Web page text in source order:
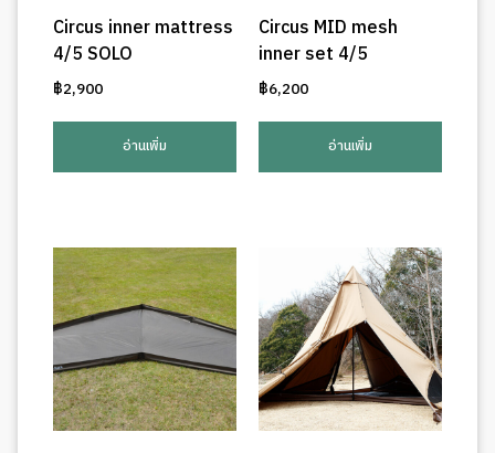
Circus inner mattress
4/5 SOLO
฿2,900
อ่านเพิ่ม
Circus MID mesh
inner set 4/5
฿6,200
อ่านเพิ่ม